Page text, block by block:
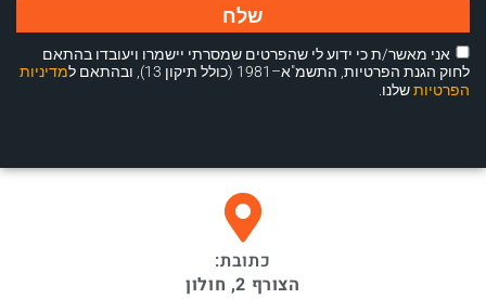
אני מאשר/ת כי ידוע לי שהפרטים שמסרתי יישמרו ויעובדו בהתאם
לחוק הגנת הפרטיות, התשמ"א–1981 (כולל תיקון 13), ובהתאם ל
מדיניות
הפרטיותשלנו.
שלח
כתובת:
הצורף 2, חולון